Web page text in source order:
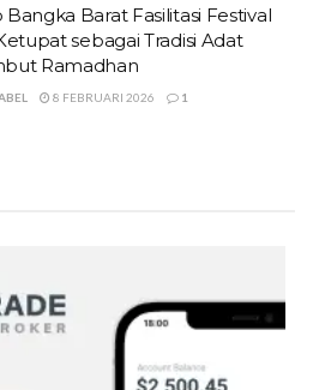
Barat Fasilitasi Festival
sebagai Tradisi Adat
Ramadhan
8 FEBRUARI 2026 1